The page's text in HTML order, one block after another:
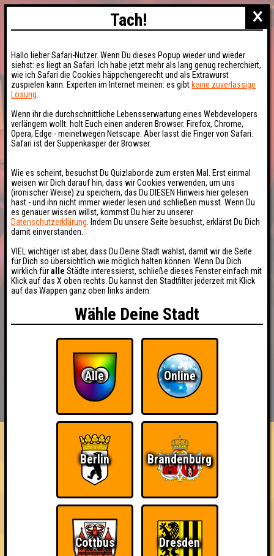
HIGHSCORE RESERVIERUNG
FAQ ÜBER UNS
Nerven aus Stahl
Nehmt an 200 Quizlaboren teil
~ Noch nicht erreicht ~
×
Tach!
Hallo lieber Safari-Nutzer. Wenn Du dieses Popup wieder und wieder
siehst: es liegt an Safari. Ich habe jetzt mehr als lang genug recherchiert,
wie ich Safari die Cookies häppchengerecht und als Extrawurst
zuspielen kann. Experten im Internet meinen: es gibt keine zuverlässige
Lösung
Wenn ihr die durchschnittliche Lebensserwartung eines Webdevelopers
verlängern wollt: holt Euch einen anderen Browser. Firefox, Chrome,
Opera, Edge - meinetwegen Netscape. Aber lasst die Finger von Safari.
Safari ist der Suppenkasper der Browser.
Wie es scheint, besuchst Du Quizlabor.de zum ersten Mal. Erst einmal
weisen wir Dich darauf hin, dass wir Cookies verwenden, um uns
(ironischer Weise) zu speichern, das Du DIESEN Hinweis hier gelesen
hast - und ihn nicht immer wieder lesen und schließen musst. Wenn Du
es genauer wissen willst, kommst Du hier zu unserer
Datenschutzerklärung . Indem Du unsere Seite besuchst, erklärst Du Dich
damit einverstanden.
VIEL wichtiger ist aber, dass Du Deine Stadt wählst, damit wir die Seite
für Dich so übersichtlich wie möglich halten können. Wenn Du Dich
wirklich füralle Städte interessierst, schließe dieses Fenster einfach mit
Klick auf das X oben rechts. Du kannst den Stadtfilter jederzeit mit Klick
auf das Wappen ganz oben links ändern:
Wähle Deine Stadt
Alle Online
Berlin Brandenburg
Cottbus Dresden